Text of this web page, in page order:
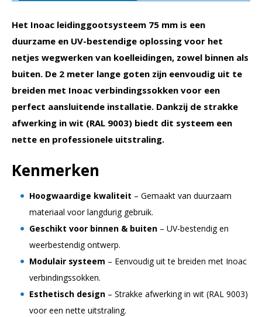
Het Inoac leidinggootsysteem 75 mm is een
duurzame en UV-bestendige oplossing voor het
netjes wegwerken van koelleidingen, zowel binnen als
buiten. De 2 meter lange goten zijn eenvoudig uit te
breiden met Inoac verbindingssokken voor een
perfect aansluitende installatie. Dankzij de strakke
afwerking in wit (RAL 9003) biedt dit systeem een
nette en professionele uitstraling.
Kenmerken
Hoogwaardige kwaliteit – Gemaakt van duurzaam
materiaal voor langdurig gebruik.
Geschikt voor binnen & buiten – UV-bestendig en
weerbestendig ontwerp.
Modulair systeem – Eenvoudig uit te breiden met Inoac
verbindingssokken.
Esthetisch design – Strakke afwerking in wit (RAL 9003)
voor een nette uitstraling.